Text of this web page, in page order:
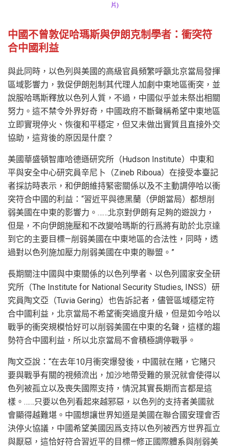
片)
中國不曾敦促哈瑪斯與伊朗克制學者：衝突符
合中國利益
與此同時，以色列與美國的高級官員頻繁呼籲北京當局發揮
區域影響力，敦促伊朗剋制其代理人加劇中東地區衝突，並
說服哈瑪斯釋放以色列人質，不過，中國似乎並未祭出相關
努力。這不禁令外界好奇，中國政府不斷聲稱希望中東地區
立即實現停火、恢復和平穩定，但又未做出實質且直接外交
協助，這背後的原因是什麼？
美國華盛頓智庫哈德遜研究所（Hudson Institute）中東和
平與安全中心研究員辛尼卜（Zineb Riboua）在接受本臺記
者採訪時表示，和伊朗維持緊密關係以及不主動調停哈以衝
突符合中國的利益：“習近平與德黑蘭（伊朗當局）都想削
弱美國在中東的影響力。……北京對伊朗有足夠的遊說力，
但是，不向伊朗施壓和不改變哈瑪斯的行爲將有助於北京達
到它的主要目標—削弱美國在中東地區的合法性，同時，透
過對以色列施加壓力削弱美國在中東的聯盟。”
長期關注中國與中東關係的以色列學者、以色列國家安全研
究所（The Institute for National Security Studies, INSS）研
究員陶文亞（Tuvia Gering）也告訴記者，儘管區域穩定符
合中國利益，北京當局不希望衝突過度升級，但是如今哈以
戰爭的衝突規模恰好可以削弱美國在中東的名聲，這樣的趨
勢符合中國利益，所以北京當局不會積極調停戰爭。
陶文亞說：“在去年10月衝突爆發後，中國就在賭，它賭只
要與戰爭有關的視頻流出，加沙地帶受難的景況就會使得以
色列被孤立以及喪失國際支持，情況其實長期而言都是這
樣。……只要以色列看起來越邪惡，以色列的支持者美國就
會顯得越難堪。中國想讓世界知道是美國在聯合國安理會否
決停火協議，中國希望美國因爲支持以色列被西方世界孤立
與厭惡，這恰好符合習近平的目標—修正國際體系與削弱美